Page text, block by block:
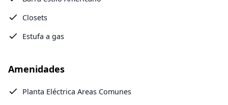
Closets
Estufa a gas
Amenidades
Planta Eléctrica Areas Comunes